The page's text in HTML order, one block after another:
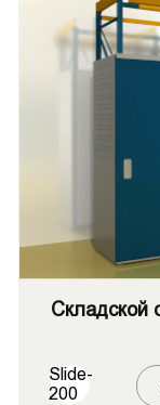
Складской
Slide-
200